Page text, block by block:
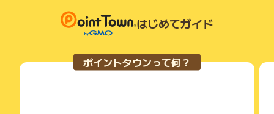
はじめてガイド
ポイントタウンって何？